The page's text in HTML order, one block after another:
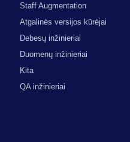
Staff Augmentation
Atgalinės versijos kūrėjai
Debesų inžinieriai
Duomenų inžinieriai
Kita
QA inžinieriai